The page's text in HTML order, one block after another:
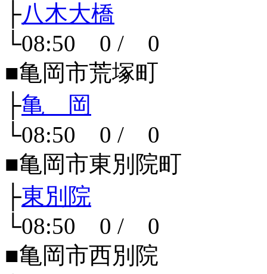
├八木大橋
└08:50 0 / 0
■亀岡市荒塚町
├亀 岡
└08:50 0 / 0
■亀岡市東別院町
├東別院
└08:50 0 / 0
■亀岡市西別院